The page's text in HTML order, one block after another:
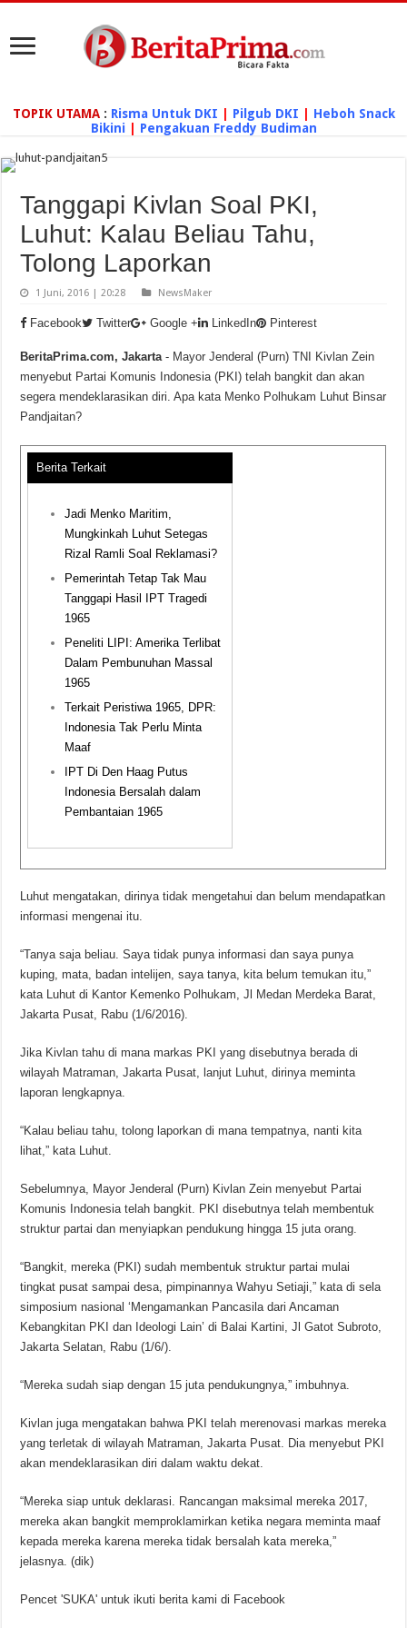
TOPIK UTAMA: Risma Untuk DKI Pilgub DKI
Heboh Snack
Bikini
Pengakuan Freddy Budiman
Tanggapi Kivlan Soal PKI,
Luhut: Kalau Beliau Tahu,
Tolong Laporkan
1 Juni, 2016 | 20:28 NewsMaker
Facebook Twitter Google + LinkedIn Pinterest
BeritaPrima.com, Jakarta - Mayor Jenderal (Purn) TNI Kivlan Zein
menyebut Partai Komunis Indonesia (PKI) telah bangkit dan akan
segera mendeklarasikan diri. Apa kata Menko Polhukam Luhut Binsar
Pandjaitan?
Berita Terkait
Jadi Menko Maritim,
Mungkinkah Luhut Setegas
Rizal Ramli Soal Reklamasi?
Pemerintah Tetap Tak Mau
Tanggapi Hasil IPT Tragedi
1965
Peneliti LIPI: Amerika Terlibat
Dalam Pembunuhan Massal
1965
Terkait Peristiwa 1965, DPR:
Indonesia Tak Perlu Minta
Maaf
IPT Di Den Haag Putus
Indonesia Bersalah dalam
Pembantaian 1965
Luhut mengatakan, dirinya tidak mengetahui dan belum mendapatkan
informasi mengenai itu.
“Tanya saja beliau. Saya tidak punya informasi dan saya punya
kuping, mata, badan intelijen, saya tanya, kita belum temukan itu,”
kata Luhut di Kantor Kemenko Polhukam, Jl Medan Merdeka Barat,
Jakarta Pusat, Rabu (1/6/2016).
Jika Kivlan tahu di mana markas PKI yang disebutnya berada di
wilayah Matraman, Jakarta Pusat, lanjut Luhut, dirinya meminta
laporan lengkapnya.
“Kalau beliau tahu, tolong laporkan di mana tempatnya, nanti kita
lihat,” kata Luhut.
Sebelumnya, Mayor Jenderal (Purn) Kivlan Zein menyebut Partai
Komunis Indonesia telah bangkit. PKI disebutnya telah membentuk
struktur partai dan menyiapkan pendukung hingga 15 juta orang.
“Bangkit, mereka (PKI) sudah membentuk struktur partai mulai
tingkat pusat sampai desa, pimpinannya Wahyu Setiaji,” kata di sela
simposium nasional ‘Mengamankan Pancasila dari Ancaman
Kebangkitan PKI dan Ideologi Lain’ di Balai Kartini, Jl Gatot Subroto,
Jakarta Selatan, Rabu (1/6/).
“Mereka sudah siap dengan 15 juta pendukungnya,” imbuhnya.
Kivlan juga mengatakan bahwa PKI telah merenovasi markas mereka
yang terletak di wilayah Matraman, Jakarta Pusat. Dia menyebut PKI
akan mendeklarasikan diri dalam waktu dekat.
“Mereka siap untuk deklarasi. Rancangan maksimal mereka 2017,
mereka akan bangkit memproklamirkan ketika negara meminta maaf
kepada mereka karena mereka tidak bersalah kata mereka,”
jelasnya. (dik)
Pencet 'SUKA' untuk ikuti berita kami di Facebook